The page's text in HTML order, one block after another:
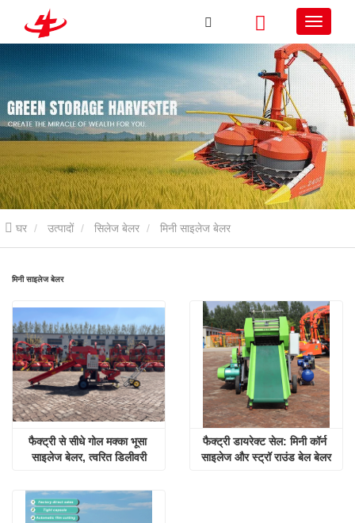
घर उत्पादों सिलेज बेलर मिनी साइलेज बेलर
मिनी साइलेज बेलर
फैक्ट्री से सीधे गोल मक्का भूसा
साइलेज बेलर, त्वरित डिलीवरी
फैक्ट्री डायरेक्ट सेल: मिनी कॉर्न
साइलेज और स्ट्रॉ राउंड बेल बेलर